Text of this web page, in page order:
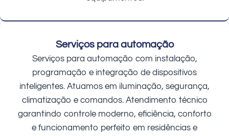
Serviços para automação
Serviços para automação com instalação,
programação e integração de dispositivos
inteligentes. Atuamos em iluminação, segurança,
climatização e comandos. Atendimento técnico
garantindo controle moderno, eficiência, conforto
e funcionamento perfeito em residências e